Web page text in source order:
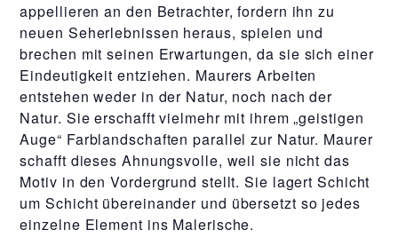
appellieren an den Betrachter, fordern ihn zu
neuen Seherlebnissen heraus, spielen und
brechen mit seinen Erwartungen, da sie sich einer
Eindeutigkeit entziehen. Maurers Arbeiten
entstehen weder in der Natur, noch nach der
Natur. Sie erschafft vielmehr mit ihrem „geistigen
Auge“ Farblandschaften parallel zur Natur. Maurer
schafft dieses Ahnungsvolle, weil sie nicht das
Motiv in den Vordergrund stellt. Sie lagert Schicht
um Schicht übereinander und übersetzt so jedes
einzelne Element ins Malerische.